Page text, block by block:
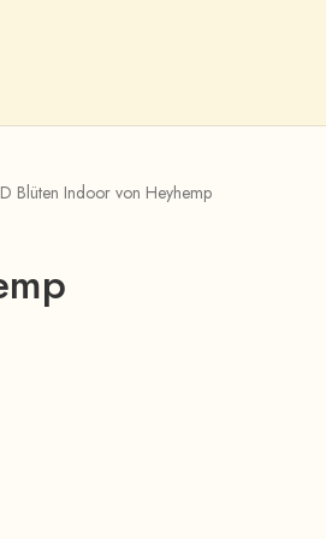
Blüten Indoor von Heyhemp